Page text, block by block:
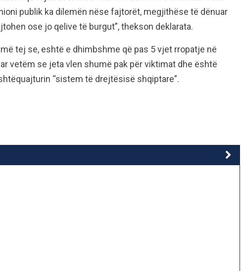
publik ka dilemën nëse fajtorët, megjithëse të dënuar
ose jo qelive të burgut”, thekson deklarata.
tej se, eshtë e dhimbshme që pas 5 vjet rropatje në
vetëm se jeta vlen shumë pak për viktimat dhe është
“sistem të drejtësisë shqiptare”.